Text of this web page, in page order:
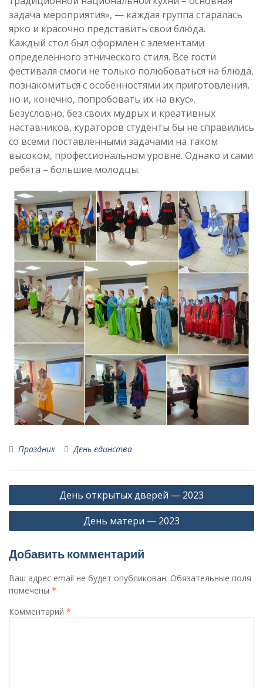
задача мероприятия», — каждая группа старалась
ярко и красочно представить свои блюда.
Каждый стол был оформлен с элементами
определенного этнического стиля. Все гости
фестиваля смоги не только полюбоваться на блюда,
познакомиться с особенностями их приготовления,
но и, конечно, попробовать их на вкус».
Безусловно, без своих мудрых и креативных
наставников, кураторов студенты бы не справились
со всеми поставленными задачами на таком
высоком, профессиональном уровне. Однако и сами
ребята – большие молодцы.
Праздник День единства
Навигация
по
День открытых дверей — 2023
День матери — 2023
Добавить комментарий
Ваш адрес email не будет опубликован. Обязательные поля
помечены *
Комментарий *